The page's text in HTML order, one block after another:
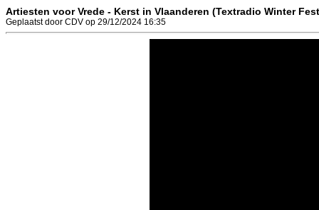
Artiesten voor Vrede - Kerst in Vlaanderen (Textradio Winter
Geplaatst door CDV op 29/12/2024 16:35